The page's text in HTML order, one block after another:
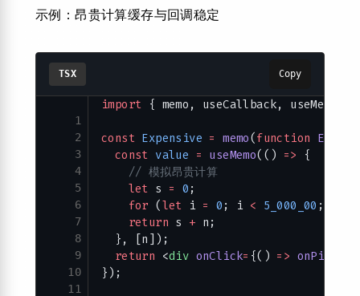
示例：昂贵计算缓存与回调稳定
TSX Copy
1
2
3
4
5
6
7
8
9
10
11
import { memo, useCallback,
const Expensive = memo(function
  const
value = useMemo(() => {
    // 模拟昂贵计算
    let
s = 0 ;
    for
(let i = 0 ; i < 5_000_00 ; i
    return
s + n;
  }, [n]);
  return
<div onClick= {() => onPick
});